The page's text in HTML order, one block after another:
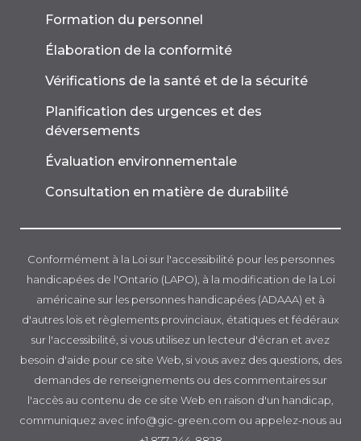
Formation du personnel
Élaboration de la conformité
Vérifications de la santé et de la sécurité
Planification des urgences et des
déversements
Évaluation environnementale
Consultation en matière de durabilité
Conformément à la Loi sur l'accessibilité pour les personnes
handicapées de l'Ontario (LAPO), à la modification de la Loi
américaine sur les personnes handicapées (ADAAA) et à
d'autres lois et règlements provinciaux, étatiques et fédéraux
sur l'accessibilité, si vous utilisez un lecteur d'écran et avez
besoin d'aide pour ce site Web, si vous avez des questions, des
demandes de renseignements ou des commentaires sur
l'accès au contenu de ce site Web en raison d'un handicap,
communiquez avec info@gic-green.com ou appelez-nous au